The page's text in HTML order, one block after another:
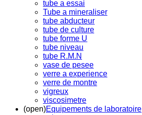
tube a essai
Tube a mineraliser
tube abducteur
tube de culture
tube forme U
tube niveau
tube R.M.N
vase de pesee
verre a experience
verre de montre
vigreux
viscosimetre
(open)Equipements de laboratoire